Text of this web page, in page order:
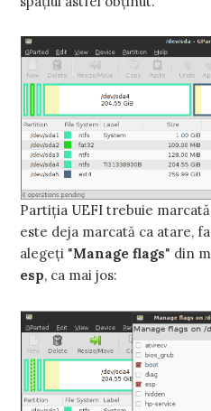
Partiţia UEFI trebuie marcată
este deja marcată ca atare,
alegeţi "Manage flags" din
esp, ca mai jos: